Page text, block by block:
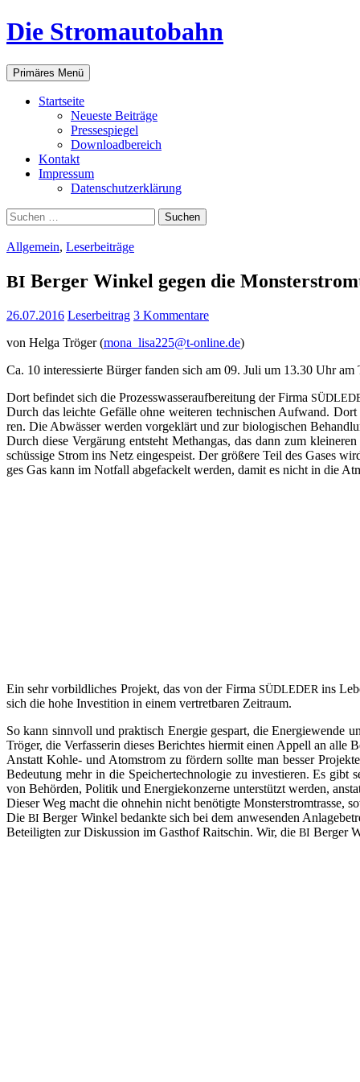
Zum
Inhalt
Die Stromautobahn
Suchen
Primäres Menü
Start­sei­te
Neu­es­te Beiträge
Pres­se­spie­gel
Down­load­be­reich
Kon­takt
Impres­sum
Daten­schutz­er­klä­rung
Suchen
nach:
Allgemein, Leserbeiträge
BI Ber­ger Win­kel gegen die
26.07.2016 Leserbeitrag 3 Kommentare
von Hel­ga Trö­ger (mona_lisa225@t‑online.de)
Ca. 10 inter­es­sier­te Bür­ger fan­den sich am 09. Juli um 13.30 Uhr
Dort befin­det sich die Pro­zess­was­ser­auf­be­rei­tung der Fir­ma
Durch das leich­te Gefäl­le ohne wei­te­ren tech­ni­schen Auf­wand.
ren. Die Abwäs­ser wer­den vor­ge­klärt und zur bio­lo­gi­schen
Durch die­se Ver­gä­rung ent­steht Methan­gas, das dann zum
schüs­si­ge Strom ins Netz ein­ge­speist. Der grö­ße­re Teil des Gases
ges Gas kann im Not­fall abge­fa­ckelt wer­den, damit es nicht in die
Ein sehr vor­bild­li­ches Pro­jekt, das von der Fir­ma SÜDLEDER ins
sich die hohe Inves­ti­ti­on in einem ver­tret­ba­ren Zeitraum.
So kann sinn­voll und prak­tisch Ener­gie gespart, die Ener­gie­wen­de
Trö­ger, die Ver­fas­se­rin die­ses Berich­tes hier­mit einen Appell an alle
Anstatt Koh­le- und Atom­strom zu för­dern soll­te man bes­ser
Bedeu­tung mehr in die Spei­cher­tech­no­lo­gie zu inves­tie­ren. Es gibt
von Behör­den, Poli­tik und Ener­gie­kon­zer­ne unter­stützt wer­den,
Die­ser Weg macht die ohne­hin nicht benö­tig­te Mons­ter­strom­tras­se,
DieBI Ber­ger Win­kel bedank­te sich bei dem anwe­sen­den
Betei­lig­ten zur Dis­kus­si­on im Gast­hof Rait­schin. Wir, die BI Ber­ger